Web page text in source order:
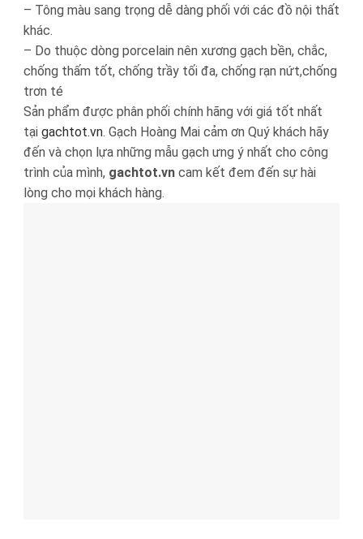
– Tông màu sang trọng dễ dàng phối với các đồ nội thất
khác.
– Do thuộc dòng porcelain nên xương gạch bền, chắc,
chống thấm tốt, chống trầy tối đa, chống rạn nứt,chống
trơn té
Sản phẩm được phân phối chính hãng với giá tốt nhất
tại gachtot.vn. Gạch Hoàng Mai cảm ơn Quý khách hãy
đến và chọn lựa những mẫu gạch ưng ý nhất cho công
trình của mình, gachtot.vn cam kết đem đến sự hài
lòng cho mọi khách hàng.